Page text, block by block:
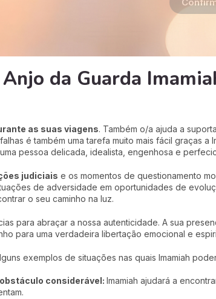
da Guarda
as suas viagens. Também o/a ajuda a
é também uma tarefa muito mais fácil graças a
pessoa delicada, idealista, engenhosa e
judiciais e os momentos de questionamento
de adversidade em oportunidades de
o seu caminho na luz.
para abraçar a nossa autenticidade. A sua
para uma verdadeira libertação emocional e
exemplos de situações nas quais Imamiah
considerável: Imamiah ajudará a